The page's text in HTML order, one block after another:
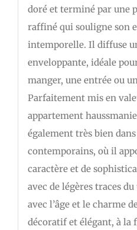
doré et terminé par une
raffiné qui souligne son
intemporelle. Il diffuse
enveloppante, idéale
manger, une entrée ou
Parfaitement mis en
appartement
également très bien
contemporains, où il
caractère et de
avec de légères traces
avec l’âge et le charme
décoratif et élégant, à la